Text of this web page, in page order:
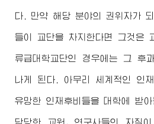
다. 만약 해당 분야의 권위자가
들이 교단을 차지한다면 그것은
류급대학교단인 경우에는 그 후
나게 된다. 아무리 세계적인 인
유망한 인재후비들을 대학에 받
담당한 교원, 연구사들의 자질